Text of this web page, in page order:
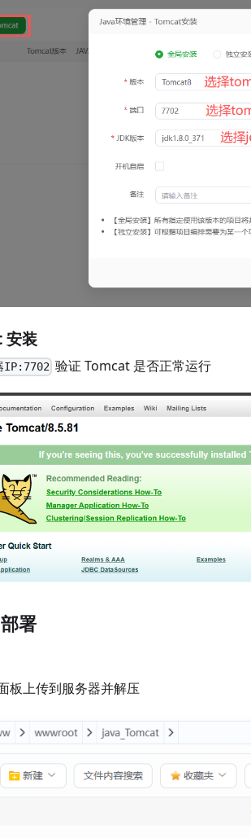
安装
验证 Tomcat 是否正常运行
署
板上传到服务器并解压